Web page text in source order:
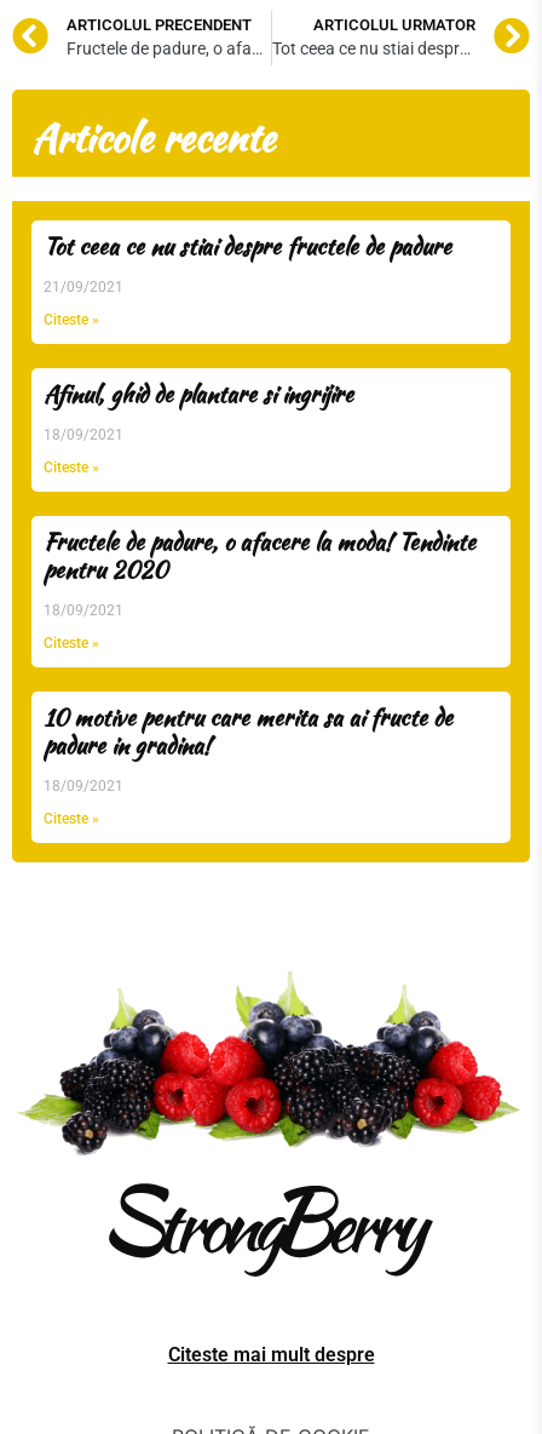
ARTICOLUL PRECENDENT
Fructele de padure, o afacere la moda! Tendinte pentru 2020
ARTICOLUL URMATOR
Tot ceea ce nu stiai despre fructele de padure
Articole recente
Tot ceea ce nu stiai despre fructele de padure
21/09/2021
Citeste »
Afinul, ghid de plantare si ingrijire
18/09/2021
Citeste »
Fructele de padure, o afacere la moda! Tendinte
pentru 2020
18/09/2021
Citeste »
10 motive pentru care merita sa ai fructe de
padure in gradina!
18/09/2021
Citeste »
Citeste mai mult despre